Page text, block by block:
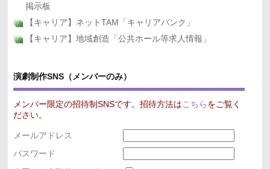
掲示板
【キャリア】ネットTAM「キャリアバンク」
【キャリア】地域創造「公共ホール等求人情報」
演劇制作SNS（メンバーのみ）
メンバー限定の招待制SNSです。招待方法は こちら をご覧く
ださい。
メールアドレス
パスワード